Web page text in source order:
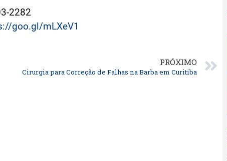
2282
goo.gl/mLXeV1
PRÓXIMO
Cirurgia para Correção de Falhas na Barba em Curitiba